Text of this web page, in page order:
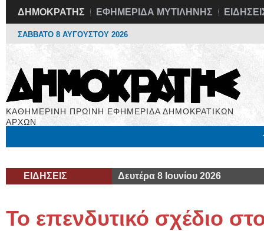
ΔΗΜΟΚΡΑΤΗΣ ΕΦΗΜΕΡΙΔΑ ΜΥΤΙΛΗΝΗΣ
ΣΑΒΒΑΤΟ 8 ΑΥΓΟΥΣΤΟΥ 2026
ΚΑΘΗΜΕΡΙΝΗ ΠΡΩΙΝΗ ΕΦΗΜΕΡΙΔΑ ΔΗΜΟΚΡΑΤΙΚΩΝ
ΑΡΧΩΝ
ΕΙΔΗΣΕΙΣ Δευτέρα 8 Ιουνίου 2026
Το επενδυτικό σχέδιο